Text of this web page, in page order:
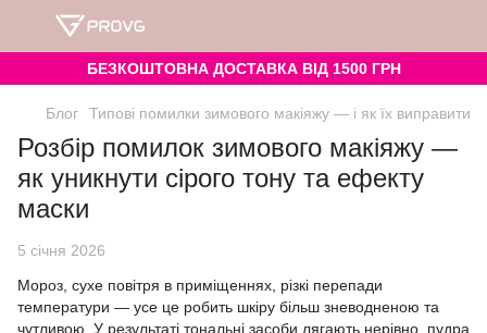
БЕЗКОШТОВНА ДОСТАВКА ВІД 1500 ГРН
Блог Типові помилки зимового макіяжу — і як їх виправити
Розбір помилок зимового макіяжу —
як уникнути сірого тону та ефекту
маски
5 січня 2026
Мороз, сухе повітря в приміщеннях, різкі перепади
температури — усе це робить шкіру більш зневодненою та
чутливою. У результаті тональні засоби лягають нерівно, пудра